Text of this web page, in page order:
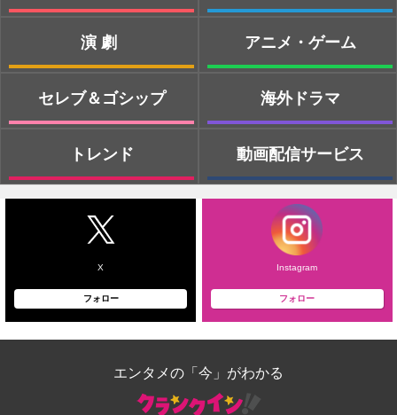
演劇
セレブ＆ゴシップ
トレンド
アニメ・ゲーム
海外ドラマ
動画配信サービス
X
フォロー
Instagram
フォロー
エンタメの「今」がわかる